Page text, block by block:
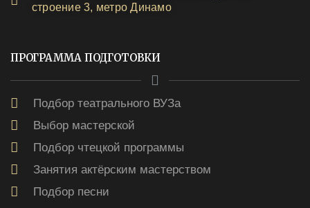
строение 3, метро Динамо
ПРОГРАММА ПОДГОТОВКИ
Подбор театрального ВУЗа
Выбор мастерской
Подбор чтецкой программы
Занятия актёрским мастерством
Подбор песни